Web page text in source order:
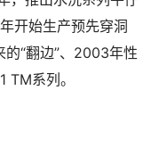
开始生产预先穿洞
“翻边”、2003年性
TM系列。